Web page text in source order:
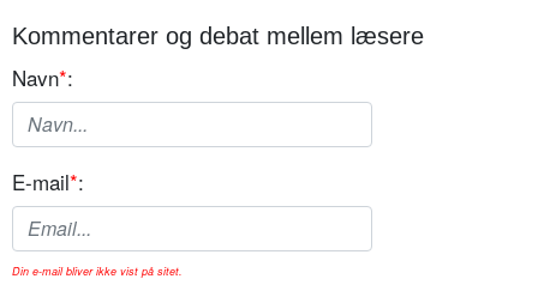
Kommentarer og debat mellem læsere
Navn*:
E-mail*:
Din e-mail bliver ikke vist på sitet.